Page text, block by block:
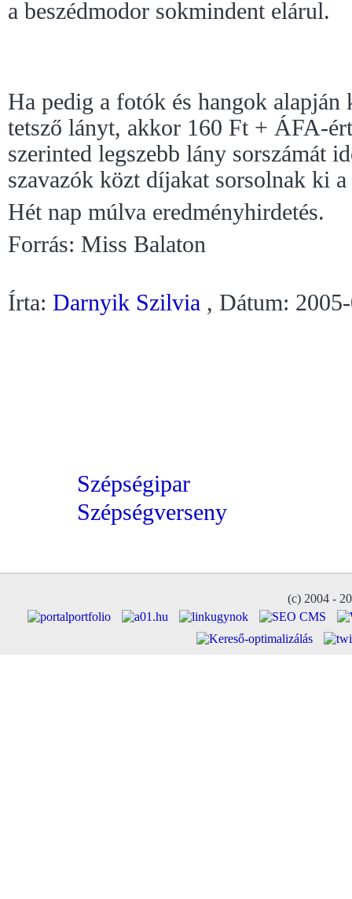
a beszédmodor sokmindent elárul.
Ha pedig a fotók és hangok alapján
tetsző lányt, akkor 160 Ft + ÁFA-
szerinted legszebb lány sorszámát
szavazók közt díjakat sorsolnak ki
Hét nap múlva eredményhirdetés.
Forrás: Miss Balaton
Írta: Darnyik Szilvia , Dátum:
Szépségipar
Szépségverseny
(c) 2004 -